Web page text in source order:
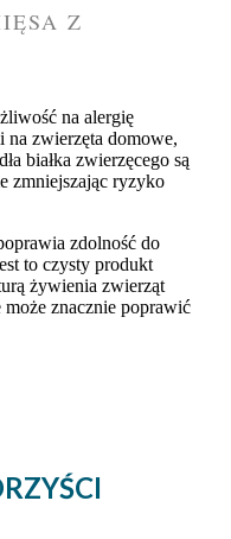
Z
na alergię
na zwierzęta domowe,
białka zwierzęcego są
zmniejszając ryzyko
zdolność do
to czysty produkt
żywienia zwierząt
może znacznie poprawić